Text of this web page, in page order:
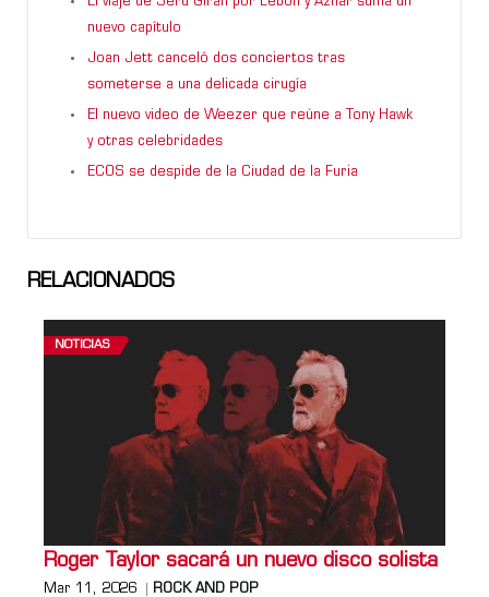
nuevo capítulo
Joan Jett canceló dos conciertos tras
someterse a una delicada cirugía
El nuevo video de Weezer que reúne a Tony Hawk
y otras celebridades
ECOS se despide de la Ciudad de la Furia
RELACIONADOS
NOTICIAS
Roger Taylor sacará un nuevo disco solista
Mar 11, 2026 ROCK AND POP